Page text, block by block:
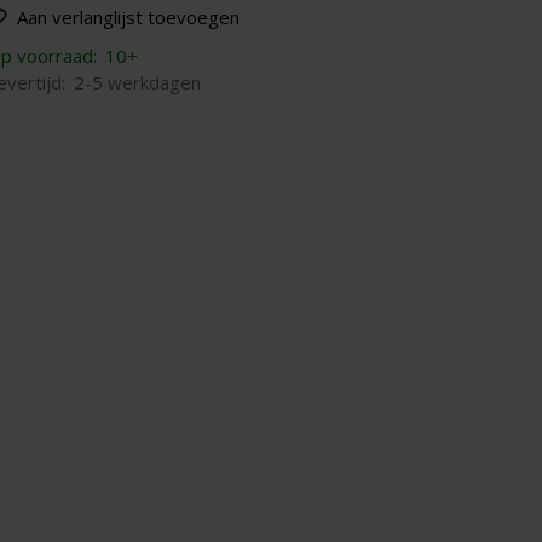
Aan verlanglijst toevoegen
voorraad: 10+
2-5 werkdagen